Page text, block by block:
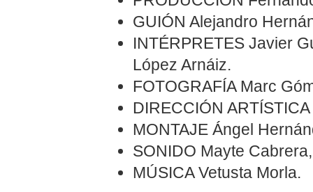
GUIÓN Alejandro
INTÉRPRETES Javier
López Arnáiz.
FOTOGRAFÍA Marc
DIRECCIÓN
MONTAJE Ángel
SONIDO Mayte
MÚSICA Vetusta Morla.